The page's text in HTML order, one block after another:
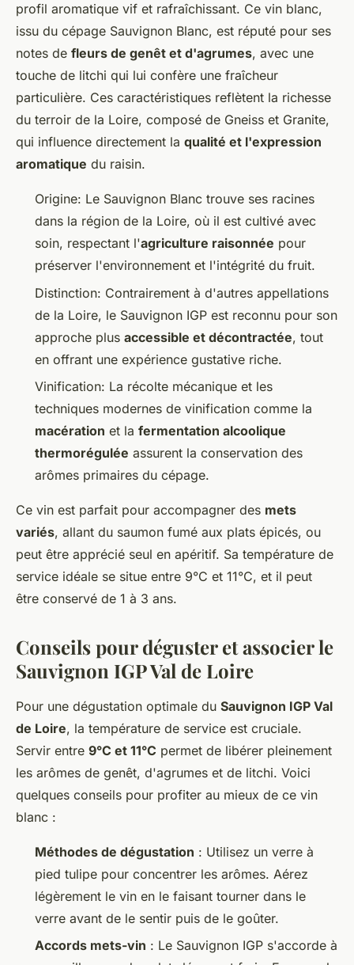
profil aromatique vif et rafraîchissant. Ce vin blanc,
issu du cépage Sauvignon Blanc, est réputé pour ses
notes de fleurs de genêt et d'agrumes, avec une
touche de litchi qui lui confère une fraîcheur
particulière. Ces caractéristiques reflètent la richesse
du terroir de la Loire, composé de Gneiss et Granite,
qui influence directement la qualité et l'expression
aromatique du raisin.
Origine: Le Sauvignon Blanc trouve ses racines
dans la région de la Loire, où il est cultivé avec
soin, respectant l'agriculture raisonnée pour
préserver l'environnement et l'intégrité du fruit.
Distinction: Contrairement à d'autres appellations
de la Loire, le Sauvignon IGP est reconnu pour son
approche plus accessible et décontractée, tout
en offrant une expérience gustative riche.
Vinification: La récolte mécanique et les
techniques modernes de vinification comme la
macération et la fermentation alcoolique
thermorégulée assurent la conservation des
arômes primaires du cépage.
Ce vin est parfait pour accompagner des mets
variés, allant du saumon fumé aux plats épicés, ou
peut être apprécié seul en apéritif. Sa température de
service idéale se situe entre 9°C et 11°C, et il peut
être conservé de 1 à 3 ans.
Conseils pour déguster et associer le
Sauvignon IGP Val de Loire
Pour une dégustation optimale du Sauvignon IGP Val
de Loire, la température de service est cruciale.
Servir entre 9°C et 11°C permet de libérer pleinement
les arômes de genêt, d'agrumes et de litchi. Voici
quelques conseils pour profiter au mieux de ce vin
blanc :
Méthodes de dégustation : Utilisez un verre à
pied tulipe pour concentrer les arômes. Aérez
légèrement le vin en le faisant tourner dans le
verre avant de le sentir puis de le goûter.
Accords mets-vin : Le Sauvignon IGP s'accorde à